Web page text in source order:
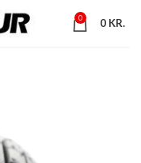
0 0 KR.